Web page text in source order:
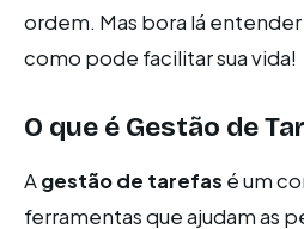
ordem. Mas bora lá
como pode facilitar sua vida!
O que é Gestão de
Agestão de tarefas é um
ferramentas que ajudam as